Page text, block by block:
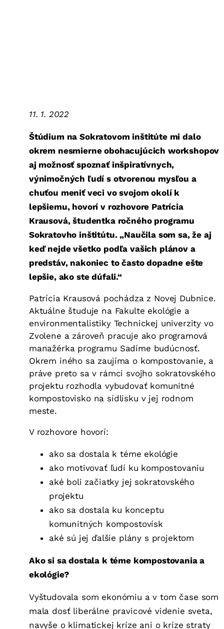
11. 1. 2022
Štúdium na Sokratovom inštitúte mi dalo
okrem nesmierne obohacujúcich workshopov
aj možnosť spoznať inšpiratívnych,
výnimočných ľudí s otvorenou mysľou a
chuťou meniť veci vo svojom okolí k
lepšiemu, hovorí v rozhovore Patrícia
Krausová, študentka ročného programu
Sokratovho inštitútu. „Naučila som sa, že aj
keď nejde všetko podľa vašich plánov a
predstáv, nakoniec to často dopadne ešte
lepšie, ako ste dúfali.“
Patrícia Krausová pochádza z Novej Dubnice.
Aktuálne študuje na Fakulte ekológie a
environmentalistiky Technickej univerzity vo
Zvolene a zároveň pracuje ako programová
manažérka programu Sadíme budúcnosť.
Okrem iného sa zaujíma o kompostovanie, a
práve preto sa v rámci svojho sokratovského
projektu rozhodla vybudovať komunitné
kompostovisko na sídlisku v jej rodnom
meste.
V rozhovore hovorí:
ako sa dostala k téme ekológie
ako motivovať ľudí ku kompostovaniu
aké boli začiatky jej sokratovského
projektu
ako sa dostala ku konceptu
komunitných kompostovísk
aké sú jej ďalšie plány s projektom
Ako si sa dostala k téme kompostovania a
ekológie?
Vyštudovala som ekonómiu a v tom čase som
mala dosť liberálne pravicové videnie sveta,
navyše o klimatickej kríze ani o kríze straty